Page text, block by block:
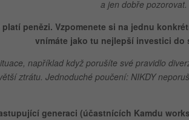
a jen dobře pozorovat.
penězi. Vzpomenete si na jednu
vnímáte jako tu nejlepší investici do
například když porušíte své pravidlo
ztrátu. Jednoduché poučení: NIKDY
generaci (účastnících Kamdu